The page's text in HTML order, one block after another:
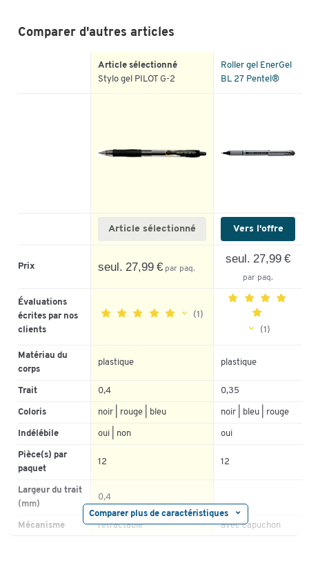
Comparer d'autres articles
Comparer plus de caractéristiques
Article sélectionné
Stylo gel PILOT G-2
Roller gel EnerGel
BL 27 Pentel®
Article sélectionné Vers l'offre
Prix seul. 27,99 € par paq.
seul. 27,99 €
par paq.
Évaluations
écrites par nos
clients
(1)
5
100%
2
0%
1
(1)
4
1
Matériau du
corps
plastique plastique
Trait 0,4 0,35
Coloris noir | rouge | bleu noir | bleu | rouge
Indélébile oui | non oui
Pièce(s) par
paquet
12 12
Largeur du trait
(mm)
0,4
Mécanisme rétractable avec capuchon